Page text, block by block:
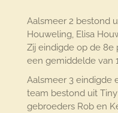
Aalsmeer 2 bestond
Houweling, Elisa
Zij eindigde op de 8e
een gemiddelde van
Aalsmeer 3 eindigde
team bestond uit
gebroeders Rob en